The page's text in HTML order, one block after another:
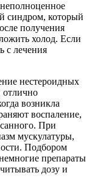
синдром, который
получения
холод. Если
с лечения
нестероидных
отлично
возникла
воспаление,
При
мускулатуры,
Подбором
препараты
дозу и